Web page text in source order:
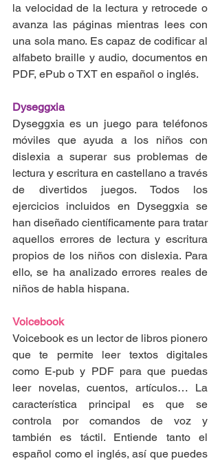
la velocidad de la lectura y retrocede o
avanza las páginas mientras lees con
una sola mano. Es capaz de codificar al
alfabeto braille y audio, documentos en
PDF, ePub o TXT en español o inglés.
Dyseggxia
Dyseggxia es un juego para teléfonos
móviles que ayuda a los niños con
dislexia a superar sus problemas de
lectura y escritura en castellano a través
de divertidos juegos. Todos los
ejercicios incluidos en Dyseggxia se
han diseñado científicamente para tratar
aquellos errores de lectura y escritura
propios de los niños con dislexia. Para
ello, se ha analizado errores reales de
niños de habla hispana.
Voicebook
Voicebook es un lector de libros pionero
que te permite leer textos digitales
como E-pub y PDF para que puedas
leer novelas, cuentos, artículos… La
característica principal es que se
controla por comandos de voz y
también es táctil. Entiende tanto el
español como el inglés, así que puedes